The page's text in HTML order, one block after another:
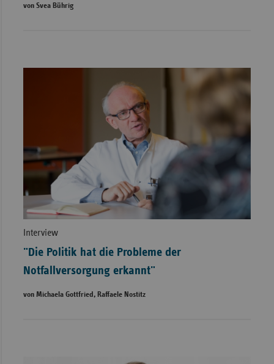
von Svea Bührig
Interview
"Die Politik hat die Probleme der
Notfallversorgung erkannt"
von Michaela Gottfried, Raffaele Nostitz